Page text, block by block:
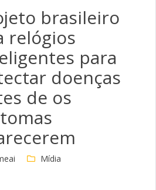
brasileiro
relógios
para
doenças
de os
Mídia